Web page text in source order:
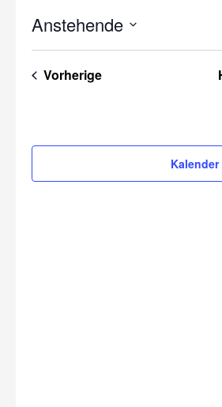
Anstehende
Select
VorherigeVeranstaltungen